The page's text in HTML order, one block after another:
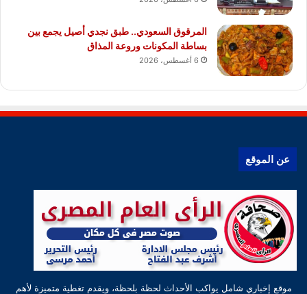
المرقوق السعودي.. طبق نجدي أصيل يجمع بين
بساطة المكونات وروعة المذاق
6 أغسطس، 2026
عن الموقع
موقع إخباري شامل يواكب الأحداث لحظة بلحظة، ويقدم تغطية متميزة لأهم